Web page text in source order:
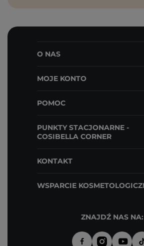
O NAS
MOJE KONTO
POMOC
PUNKTY STACJONARNE -
COSIBELLA CORNER
KONTAKT
WSPARCIE
ZNAJDŹ NAS NA: